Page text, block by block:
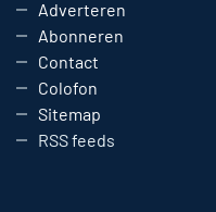
Adverteren
Abonneren
Contact
Colofon
Sitemap
RSS feeds